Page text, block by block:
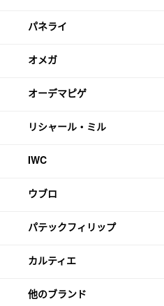
パネライ
オメガ
オーデマピゲ
リシャール・ミル
IWC
ウブロ
パテックフィリップ
カルティエ
他のブランド